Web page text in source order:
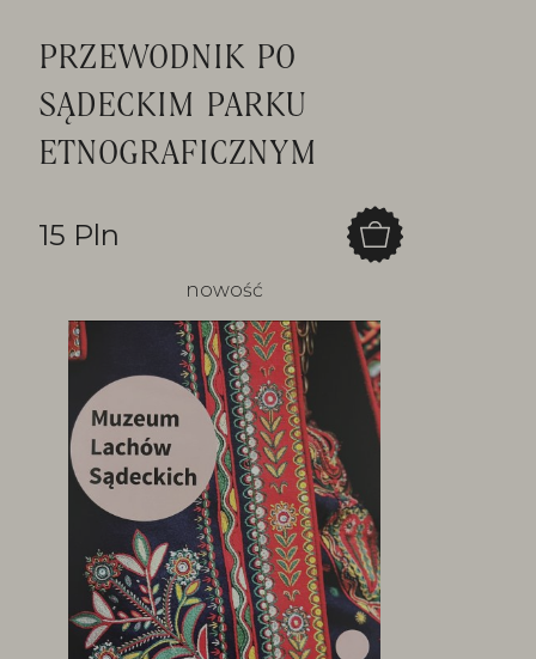
PRZEWODNIK PO
SĄDECKIM PARKU
ETNOGRAFICZNYM
15 Pln
nowość